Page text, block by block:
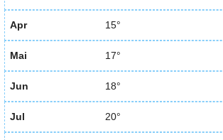
Apr 15°
Mai 17°
Jun 18°
Jul 20°